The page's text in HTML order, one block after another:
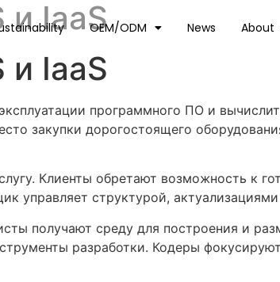
OEM/ODM News About
и IaaS
и IaaS
программного ПО и
закупки дорогостоящего
Клиенты обретают возможность к
управляет структурой,
получают среду для построения и
разработки. Кодеры